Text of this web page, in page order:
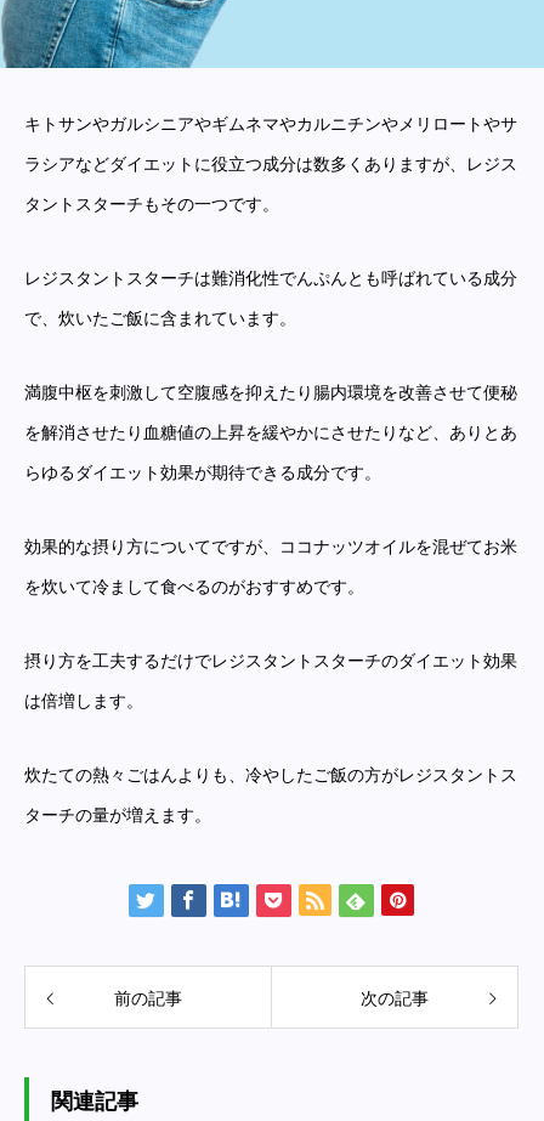
キトサンやガルシニアやギムネマやカルニチンやメリロートやサ
ラシアなどダイエットに役立つ成分は数多くありますが、レジス
タントスターチもその一つです。
レジスタントスターチは難消化性でんぷんとも呼ばれている成分
で、炊いたご飯に含まれています。
満腹中枢を刺激して空腹感を抑えたり腸内環境を改善させて便秘
を解消させたり血糖値の上昇を緩やかにさせたりなど、ありとあ
らゆるダイエット効果が期待できる成分です。
効果的な摂り方についてですが、ココナッツオイルを混ぜてお米
を炊いて冷まして食べるのがおすすめです。
摂り方を工夫するだけでレジスタントスターチのダイエット効果
は倍増します。
炊たての熱々ごはんよりも、冷やしたご飯の方がレジスタントス
ターチの量が増えます。
前の記事 次の記事
関連記事